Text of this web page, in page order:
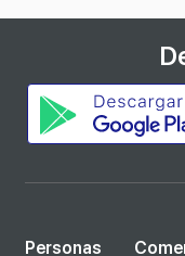
Personas